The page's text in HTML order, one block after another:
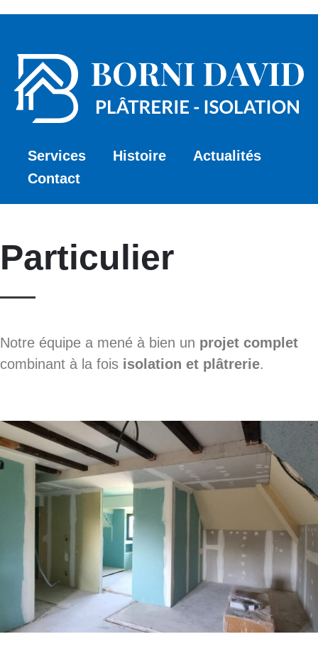
Services Histoire
Actualités
Contact
Particulier
Notre équipe a mené à bien un projet complet
combinant à la fois isolation et plâtrerie.